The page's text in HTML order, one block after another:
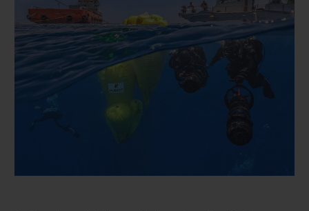
COLORED CERAMIC
BIG BANG
PEACH CERAMIC ESSENTIAL
EXKLUSIV